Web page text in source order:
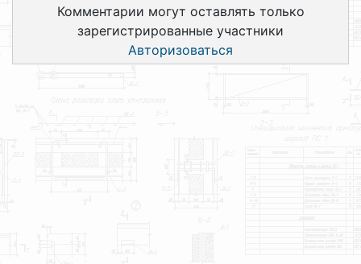
Комментарии могут оставлять только
зарегистрированные участники
Авторизоваться